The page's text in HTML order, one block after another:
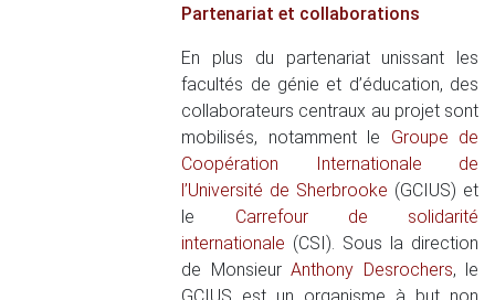
Partenariat et collaborations
En plus du partenariat unissant les
facultés de génie et d’éducation, des
collaborateurs centraux au projet sont
mobilisés, notamment le Groupe de
Coopération Internationale de
l’Université de Sherbrooke (GCIUS) et
le Carrefour de solidarité
internationale (CSI). Sous la direction
de MonsieurAnthony Desrochers, le